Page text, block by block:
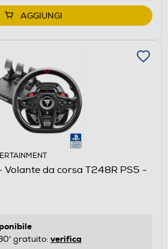
AGGIUNGI
Volante da corsa T248R PS5 -
gratuito: verifica